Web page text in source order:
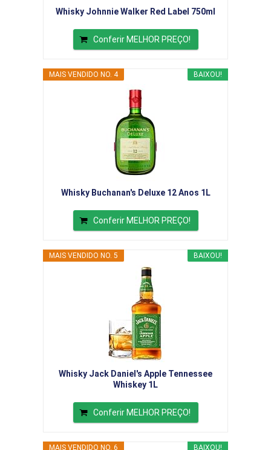
Whisky Johnnie Walker Red Label 750ml
Conferir MELHOR PREÇO!
BAIXOU!
MAIS VENDIDO NO. 4
Whisky Buchanan's Deluxe 12 Anos 1L
Conferir MELHOR PREÇO!
BAIXOU!
MAIS VENDIDO NO. 5
Whisky Jack Daniel's Apple Tennessee
Whiskey 1L
Conferir MELHOR PREÇO!
BAIXOU!
MAIS VENDIDO NO. 6